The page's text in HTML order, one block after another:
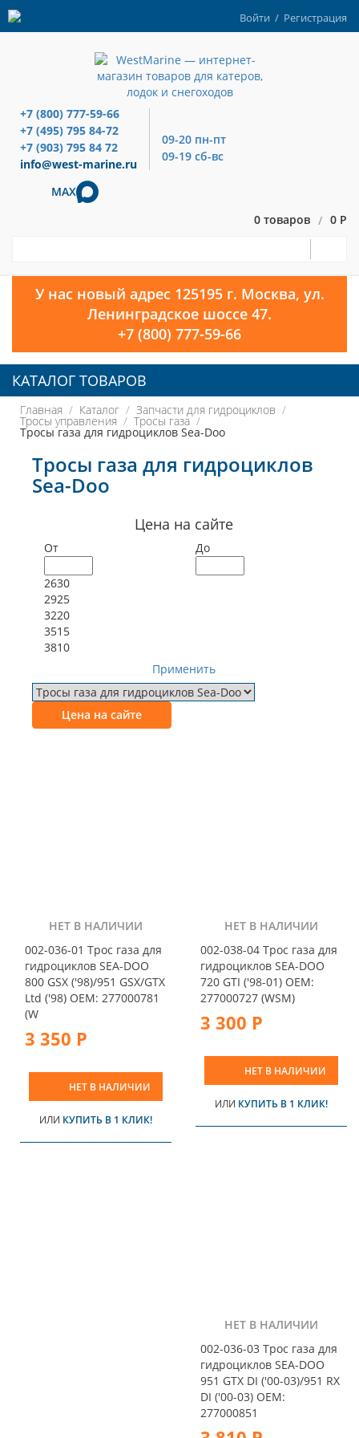
Войти / Регистрация
+7 (800) 777-59-66
+7 (495) 795 84-72
+7 (903) 795 84 72
info@west-marine.ru
09-20 пн-пт
09-19 сб-вс
MAX
0 товаров / 0 Р
У нас новый адрес 125195 г. Москва, ул.
Ленинградское шоссе 47.
+7 (800) 777-59-66
КАТАЛОГ ТОВАРОВ
Главная Каталог Запчасти для гидроциклов
Тросы управления Тросы газа
Тросы газа для гидроциклов Sea-Doo
Тросы газа для гидроциклов
Sea-Doo
Цена на сайте
От До
2630
2925
3220
3515
3810
Применить
Цена на сайте
НЕТ В НАЛИЧИИ
002-036-01 Трос газа для
гидроциклов SEA-DOO
800 GSX ('98)/951 GSX/GTX
Ltd ('98) OEM: 277000781
(W
3 350 Р
НЕТ В НАЛИЧИИ
ИЛИ КУПИТЬ В 1 КЛИК!
НЕТ В НАЛИЧИИ
002-038-04 Трос газа для
гидроциклов SEA-DOO
720 GTI ('98-01) OEM:
277000727 (WSM)
3 300 Р
НЕТ В НАЛИЧИИ
ИЛИ КУПИТЬ В 1 КЛИК!
НЕТ В НАЛИЧИИ
002-036-03 Трос газа для
гидроциклов SEA-DOO
951 GTX DI ('00-03)/951 RX
DI ('00-03) OEM:
277000851